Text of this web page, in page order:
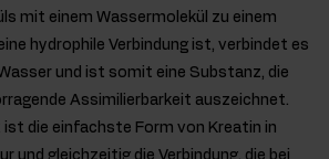
mit einem Wassermolekül zu einem
hydrophile Verbindung ist, verbindet es
und ist somit eine Substanz, die
Assimilierbarkeit auszeichnet.
die einfachste Form von Kreatin in